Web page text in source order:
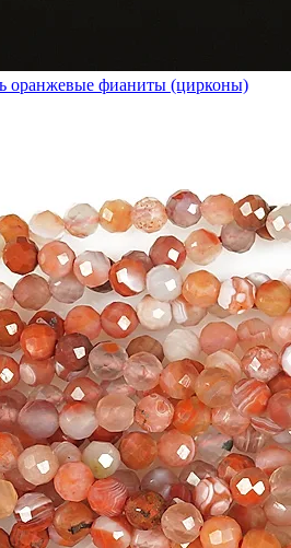
оранжевые фианиты (цирконы)